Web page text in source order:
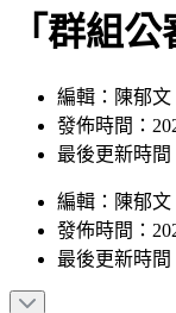
「群組
編輯：陳郁文
發佈時間：
最後更新時間
編輯 ： 陳郁文
發佈時間：
最後更新時間